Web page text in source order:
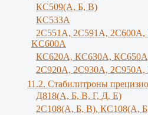
КС509(А, Б, В)
КС533А
2С551А, 2С591А, 2С600А,
KC600A
КС620А, КС630А,
2С920А, 2С930А, 2С950А,
11.2. Стабилитроны
Д818(А, Б, В, Г, Д, Е)
2С108(А, Б, В), КС108(А,